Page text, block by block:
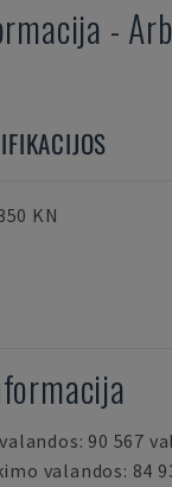
-
KN
90 567
valandos: 84